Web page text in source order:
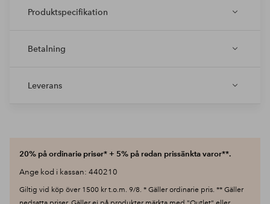
Produktspecifikation
Betalning
Leverans
20% på ordinarie priser* + 5% på redan prissänkta varor**.
Ange kod i kassan: 440210
Giltig vid köp över 1500 kr t.o.m. 9/8. * Gäller ordinarie pris. ** Gäller